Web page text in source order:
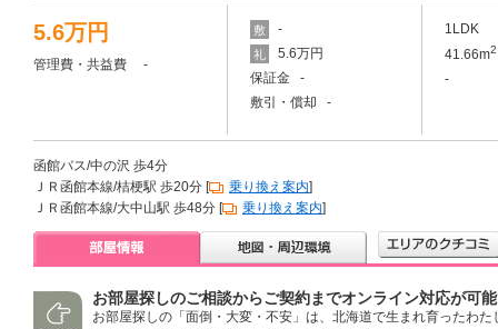
5.6万円
管理費・共益費 -
敷 -
礼
5.6万円
保証金 -
敷引・償却 -
1LDK
41.66m2
-
函館バス/中の沢 歩4分
ＪＲ函館本線/桔梗駅 歩20分 [
乗り換え案内]
ＪＲ函館本線/大中山駅 歩48分 [
乗り換え案内]
お部屋探しのご相談からご契約までオンライン対応が可
お部屋探しの「面倒・大変・不安」は、北海道で生まれ育ったわ